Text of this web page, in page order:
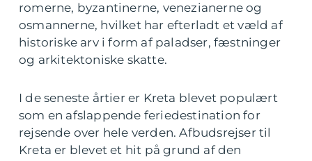
romerne, byzantinerne, venezianerne og
osmannerne, hvilket har efterladt et væld af
historiske arv i form af paladser, fæstninger
og arkitektoniske skatte.
I de seneste årtier er Kreta blevet populært
som en afslappende feriedestination for
rejsende over hele verden. Afbudsrejser til
Kreta er blevet et hit på grund af den